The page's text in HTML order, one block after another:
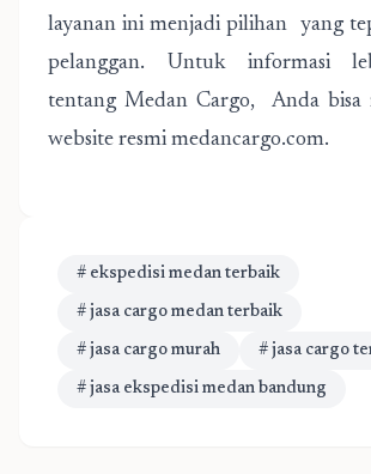
layanan ini menjadi pilihan yang
pelanggan. Untuk informasi
tentang Medan Cargo, Anda bisa
website resmi medancargo.com.
# ekspedisi medan terbaik
# jasa cargo medan terbaik
# jasa cargo murah # jasa cargo
# jasa ekspedisi medan bandung